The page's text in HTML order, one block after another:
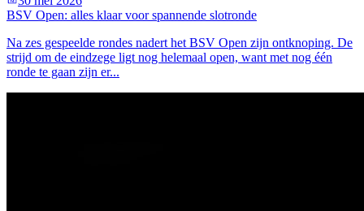
BSV Open: alles klaar voor spannende slotronde
Na zes gespeelde rondes nadert het BSV Open zijn ontknoping. De
strijd om de eindzege ligt nog helemaal open, want met nog één
ronde te gaan zijn er...